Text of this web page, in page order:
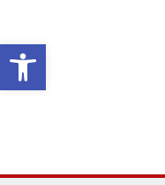
פתח